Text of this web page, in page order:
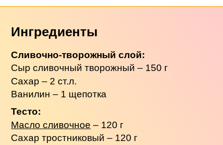
Ингредиенты
Сливочно-творожный слой:
Сыр сливочный творожный – 150 г
Сахар – 2 ст.л.
Ванилин – 1 щепотка
Тесто:
Масло сливочное – 120 г
Сахар тростниковый – 120 г